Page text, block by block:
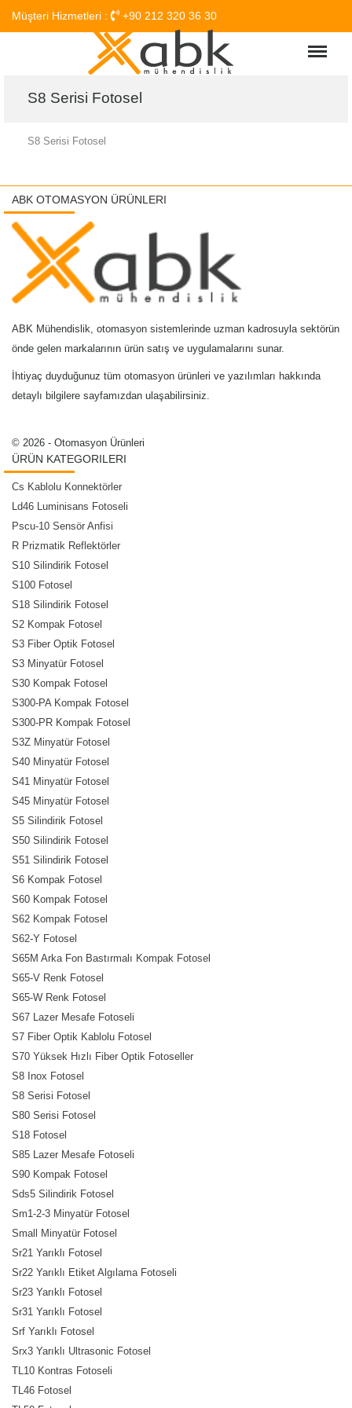
Müşteri Hizmetleri : +90 212 320 36 30
Menu
S8 Serisi Fotosel
S8 Serisi Fotosel
ABK OTOMASYON ÜRÜNLERI
ABK Mühendislik, otomasyon sistemlerinde uzman kadrosuyla sektörün
önde gelen markalarının ürün satış ve uygulamalarını sunar.
İhtiyaç duyduğunuz tüm otomasyon ürünleri ve yazılımları hakkında
detaylı bilgilere sayfamızdan ulaşabilirsiniz.
© 2026 - Otomasyon Ürünleri
ÜRÜN KATEGORILERI
Cs Kablolu Konnektörler
Ld46 Luminisans Fotoseli
Pscu-10 Sensör Anfisi
R Prizmatik Reflektörler
S10 Silindirik Fotosel
S100 Fotosel
S18 Silindirik Fotosel
S2 Kompak Fotosel
S3 Fiber Optik Fotosel
S3 Minyatür Fotosel
S30 Kompak Fotosel
S300-PA Kompak Fotosel
S300-PR Kompak Fotosel
S3Z Minyatür Fotosel
S40 Minyatür Fotosel
S41 Minyatür Fotosel
S45 Minyatür Fotosel
S5 Silindirik Fotosel
S50 Silindirik Fotosel
S51 Silindirik Fotosel
S6 Kompak Fotosel
S60 Kompak Fotosel
S62 Kompak Fotosel
S62-Y Fotosel
S65M Arka Fon Bastırmalı Kompak Fotosel
S65-V Renk Fotosel
S65-W Renk Fotosel
S67 Lazer Mesafe Fotoseli
S7 Fiber Optik Kablolu Fotosel
S70 Yüksek Hızlı Fiber Optik Fotoseller
S8 Inox Fotosel
S8 Serisi Fotosel
S80 Serisi Fotosel
S18 Fotosel
S85 Lazer Mesafe Fotoseli
S90 Kompak Fotosel
Sds5 Silindirik Fotosel
Sm1-2-3 Minyatür Fotosel
Small Minyatür Fotosel
Sr21 Yarıklı Fotosel
Sr22 Yarıklı Etiket Algılama Fotoseli
Sr23 Yarıklı Fotosel
Sr31 Yarıklı Fotosel
Srf Yarıklı Fotosel
Srx3 Yarıklı Ultrasonic Fotosel
TL10 Kontras Fotoseli
TL46 Fotosel